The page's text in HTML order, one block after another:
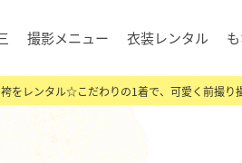
撮影メニュー 衣装レンタル
をレンタル☆こだわりの1着で、可愛く前撮り